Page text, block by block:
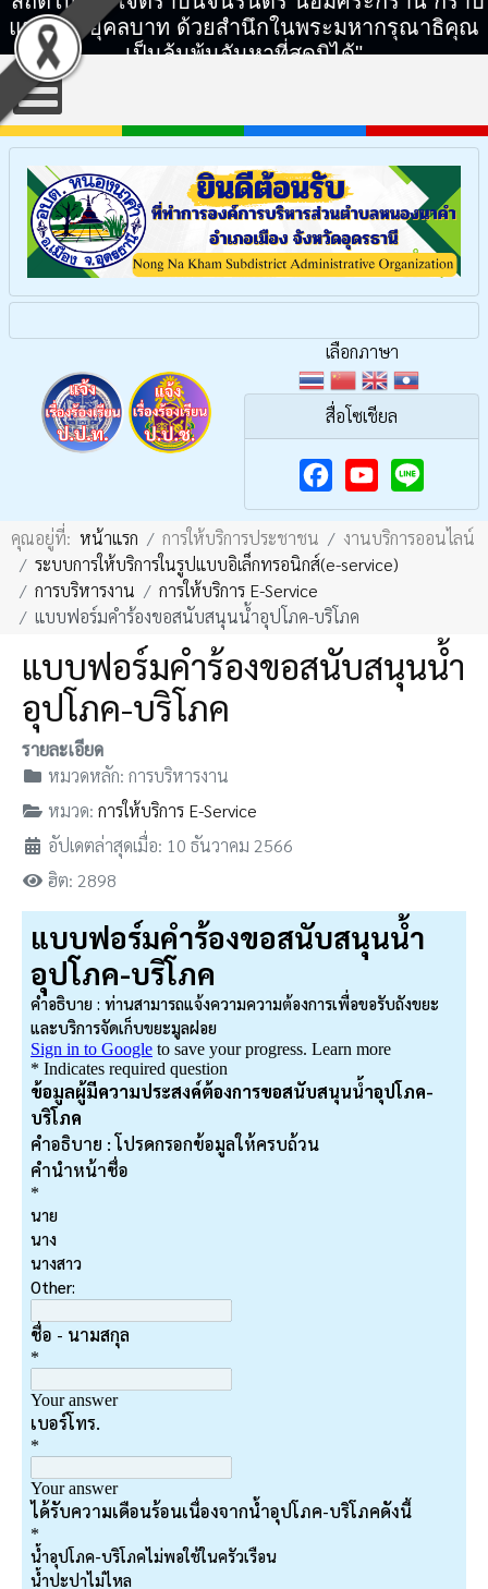
แทบพระยุคลบาท ด้วยสำนึกในพระมหากรุณาธิคุณ
เป็นล้นพ้นอันหาที่สุดมิได้"
เลือกภาษา
สื่อโซเชียล
F
a
c
e
o
Y
o
u
b
คุณอยู่ที่: หน้าแรก การให้บริการประชาชน
งานบริการออนไลน์
ระบบการให้บริการในรูปแบบอิเล็กทรอนิกส์(e-service)
การบริหารงาน
การให้บริการ E-Service
แบบฟอร์มคำร้องขอสนับสนุนน้ำอุปโภค-บริโภค
แบบฟอร์มคำร้องขอสนับสนุนน้ำ
อุปโภค-บริโภค
รายละเอียด
หมวดหลัก: การบริหารงาน
หมวด: การให้บริการ E-Service
อัปเดตล่าสุดเมื่อ: 10 ธันวาคม 2566
ฮิต: 2898